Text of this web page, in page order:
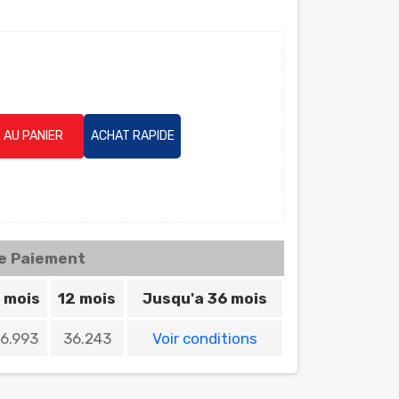
PANIER ACHAT RAPIDE
Paiement
mois 12 mois Jusqu'a 36 mois
36.243 Voir conditions